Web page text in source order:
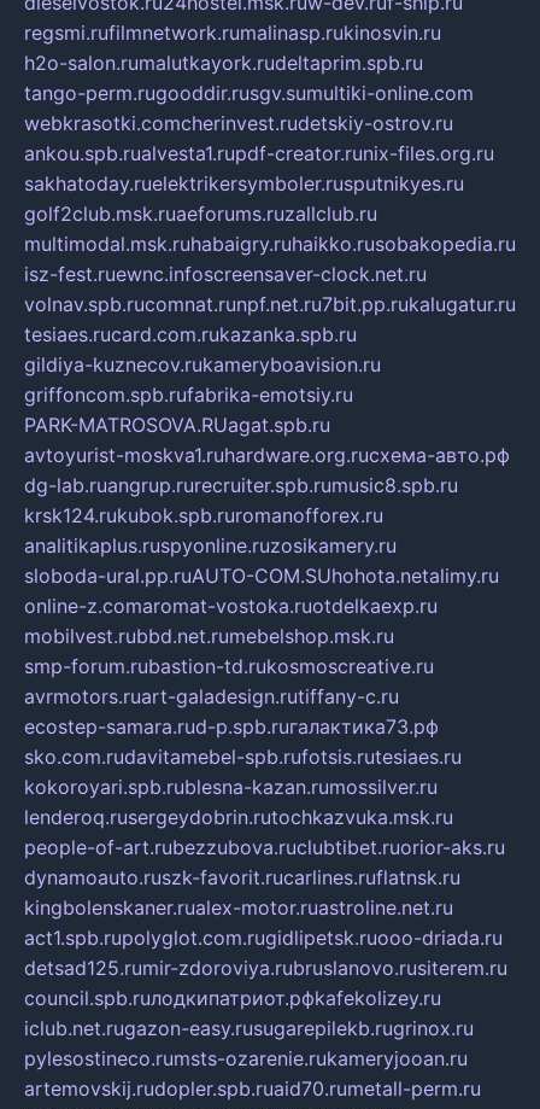
regsmi.rufilmnetwork.rumalinasp.rukinosvin.ru
h2o-salon.rumalutkayork.rudeltaprim.spb.ru
tango-perm.rugooddir.rusgv.sumultiki-online.com
webkrasotki.comcherinvest.rudetskiy-ostrov.ru
ankou.spb.rualvesta1.rupdf-creator.runix-files.org.ru
sakhatoday.ruelektrikersymboler.rusputnikyes.ru
golf2club.msk.ruaeforums.ruzallclub.ru
multimodal.msk.ruhabaigry.ruhaikko.rusobakopedia.ru
isz-fest.ruewnc.infoscreensaver-clock.net.ru
volnav.spb.rucomnat.runpf.net.ru7bit.pp.rukalugatur.ru
tesiaes.rucard.com.rukazanka.spb.ru
gildiya-kuznecov.rukameryboavision.ru
griffoncom.spb.rufabrika-emotsiy.ru
PARK-MATROSOVA.RUagat.spb.ru
avtoyurist-moskva1.ruhardware.org.ruсхема-авто.рф
dg-lab.ruangrup.rurecruiter.spb.rumusic8.spb.ru
krsk124.rukubok.spb.ruromanofforex.ru
analitikaplus.ruspyonline.ruzosikamery.ru
sloboda-ural.pp.ruAUTO-COM.SUhohota.netalimy.ru
online-z.comaromat-vostoka.ruotdelkaexp.ru
mobilvest.rubbd.net.rumebelshop.msk.ru
smp-forum.rubastion-td.rukosmoscreative.ru
avrmotors.ruart-galadesign.rutiffany-c.ru
ecostep-samara.rud-p.spb.ruгалактика73.рф
sko.com.rudavitamebel-spb.rufotsis.rutesiaes.ru
kokoroyari.spb.rublesna-kazan.rumossilver.ru
lenderoq.rusergeydobrin.rutochkazvuka.msk.ru
people-of-art.rubezzubova.ruclubtibet.ruorior-aks.ru
dynamoauto.ruszk-favorit.rucarlines.ruflatnsk.ru
kingbolenskaner.rualex-motor.ruastroline.net.ru
act1.spb.rupolyglot.com.rugidlipetsk.ruooo-driada.ru
detsad125.rumir-zdoroviya.rubruslanovo.rusiterem.ru
council.spb.ruлодкипатриот.рфkafekolizey.ru
iclub.net.rugazon-easy.rusugarepilekb.rugrinox.ru
pylesostineco.rumsts-ozarenie.rukameryjooan.ru
artemovskij.rudopler.spb.ruaid70.rumetall-perm.ru